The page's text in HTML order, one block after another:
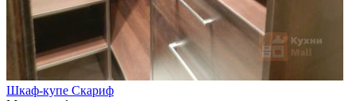
Шкаф-купе Скариф